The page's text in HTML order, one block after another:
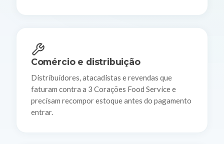
Comércio e distribuição
Distribuidores, atacadistas e revendas que
faturam contra a 3 Corações Food Service e
precisam recompor estoque antes do pagamento
entrar.